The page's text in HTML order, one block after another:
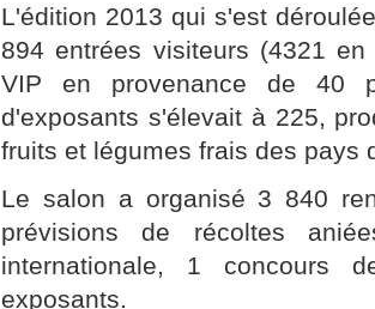
L'édition 2013 qui s'est
894 entrées visiteurs (4321
VIP en provenance de 40
d'exposants s'élevait à 225,
fruits et légumes frais des pays
Le salon a organisé 3 840
prévisions de récoltes
internationale, 1 concours
exposants.